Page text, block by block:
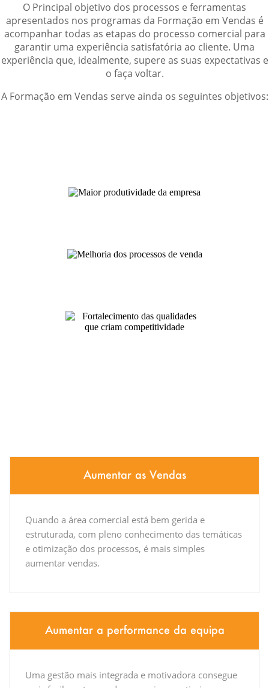
O Principal objetivo dos processos e ferramentas
apresentados nos programas da Formação em Vendas é
acompanhar todas as etapas do processo comercial para
garantir uma experiência satisfatória ao cliente. Uma
experiência que, idealmente, supere as suas expectativas e
o faça voltar.
A Formação em Vendas serve ainda os seguintes objetivos:
Aumentar as Vendas
Quando a área comercial está bem gerida e
estruturada, com pleno conhecimento das temáticas
e otimização dos processos, é mais simples
aumentar vendas.
Aumentar a performance da equipa
Uma gestão mais integrada e motivadora consegue